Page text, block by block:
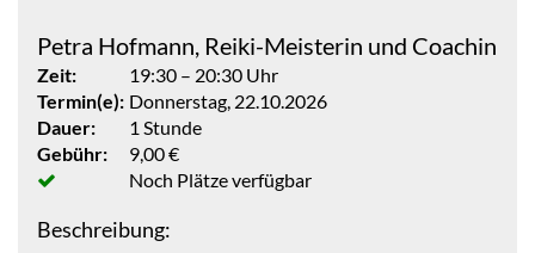
Petra Hofmann, Reiki-Meisterin und Coachin
Zeit:
19:30 – 20:30 Uhr
Termin(e): Donnerstag, 22.10.2026
Dauer:
1 Stunde
Gebühr:
9,00 €
Noch Plätze verfügbar
Beschreibung: